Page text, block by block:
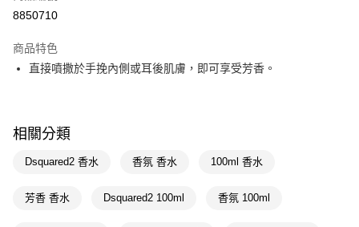
信用卡一次付款
Apple Pay
悠遊付
相關說明
8850710
商品特色
直接噴撒於手挽內側或耳後肌膚，即可享受芳香。
相關分類
Dsquared2 香水 香氛 香水 100ml 香水
芳香 香水 Dsquared2 100ml 香氛 100ml